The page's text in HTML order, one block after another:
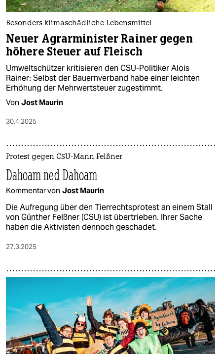
Besonders klimaschädliche Lebensmittel
Neuer Agrarminister Rainer gegen
höhere Steuer auf Fleisch
Umweltschützer kritisieren den CSU-Politiker Alois
Rainer: Selbst der Bauernverband habe einer leichten
Erhöhung der Mehrwertsteuer zugestimmt.
Von Jost Maurin
30.4.2025
Protest gegen CSU-Mann Felßner
Dahoam ned Dahoam
Kommentar von Jost Maurin
Die Aufregung über den Tierrechtsprotest an einem Stall
von Günther Felßner (CSU) ist übertrieben. Ihrer Sache
haben die Aktivisten dennoch geschadet.
27.3.2025